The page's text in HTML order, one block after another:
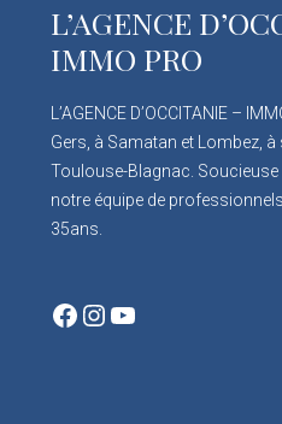
L’AGENCE
IMMO PRO
L’AGENCE D’OCCITANIE –
Gers, à Samatan et Lombez,
Toulouse-Blagnac. Soucieuse
notre équipe de
35ans.
Facebook
Instagram
YouTube